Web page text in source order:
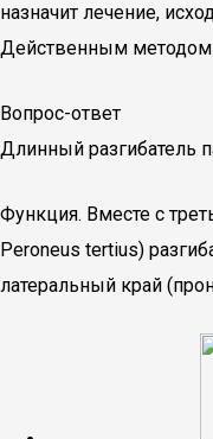
назначит лечение,
Действенным методом
Вопрос-ответ
Длинный разгибатель
Функция. Вместе с
Peroneus tertius)
латеральный край